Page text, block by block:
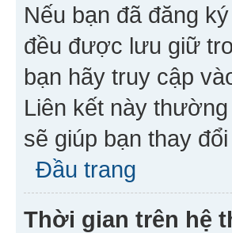
Nếu bạn đã đăng
đều được lưu giữ
bạn hãy truy cập
Liên kết này
sẽ giúp bạn thay
Đầu trang
Thời gian trên hệ